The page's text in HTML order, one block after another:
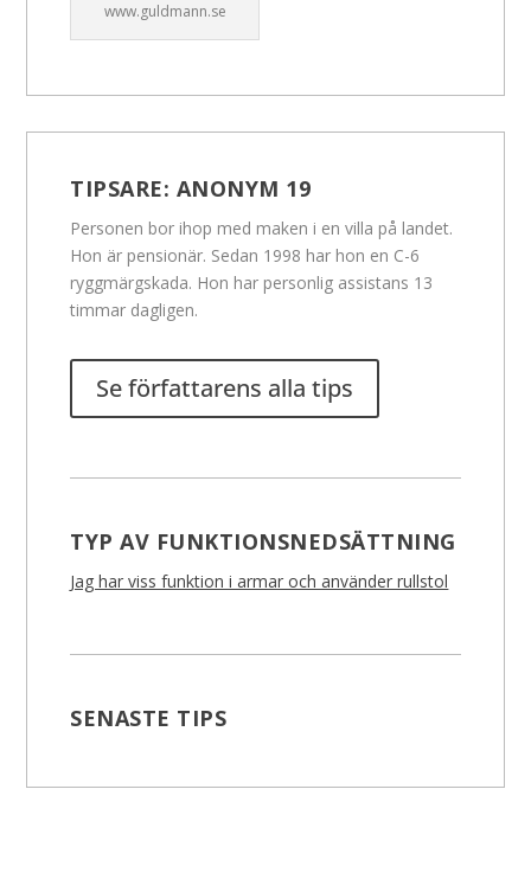
www.guldmann.se
TIPSARE: ANONYM 19
Personen bor ihop med maken i en villa på landet.
Hon är pensionär. Sedan 1998 har hon en C-6
ryggmärgskada. Hon har personlig assistans 13
timmar dagligen.
Se författarens alla tips
TYP AV FUNKTIONSNEDSÄTTNING
Jag har viss funktion i armar och använder rullstol
SENASTE TIPS